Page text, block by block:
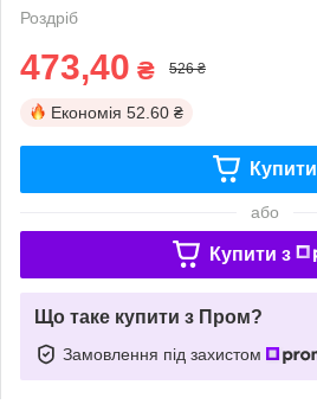
Роздріб
473,40 ₴ 526 ₴
Економія 52.60 ₴
Купити
або
Купити з
Що таке купити з Пром?
Замовлення під захистом